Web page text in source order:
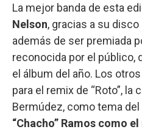
La mejor banda de esta
Nelson, gracias a su disco
además de ser premiada
reconocida por el público,
el álbum del año. Los
para el remix de “Roto”, la
Bermúdez, como tema del
“Chacho” Ramos como